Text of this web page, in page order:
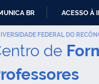
IR
PARA
CONTEÚDO
BR ACESSO À
FEDERAL DO
de